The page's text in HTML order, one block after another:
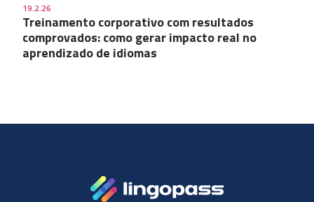
19.2.26
Treinamento corporativo com resultados
comprovados: como gerar impacto real no
aprendizado de idiomas